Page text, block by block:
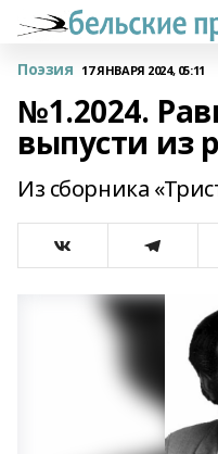
Поэзия 17 ЯНВАРЯ 2024, 05:11
№1.2024.
выпусти из
Из сборника